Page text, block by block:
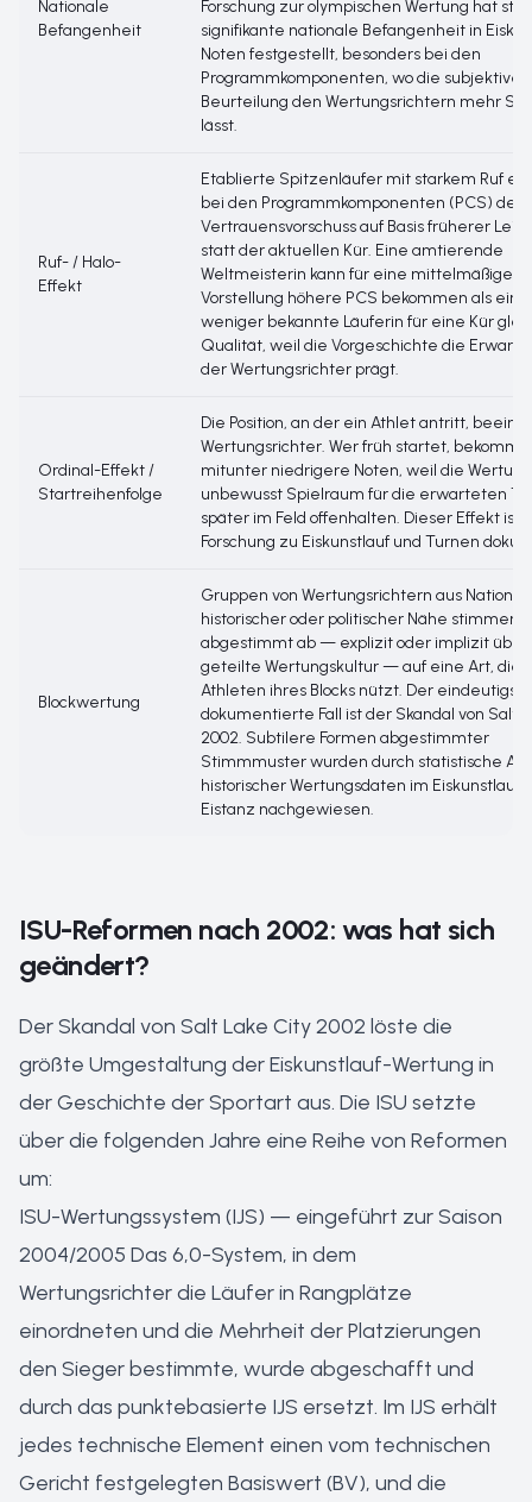
Nationale
Befangenheit
Forschung zur olympischen Wertung hat
signifikante nationale Befangenheit in
Noten festgestellt, besonders bei den
Programmkomponenten, wo die subjektive
Beurteilung den Wertungsrichtern mehr
lässt.
Ruf- / Halo-
Effekt
Etablierte Spitzenläufer mit starkem Ruf
bei den Programmkomponenten (PCS) den
Vertrauensvorschuss auf Basis früherer
statt der aktuellen Kür. Eine amtierende
Weltmeisterin kann für eine mittelmäßige
Vorstellung höhere PCS bekommen als eine
weniger bekannte Läuferin für eine Kür
Qualität, weil die Vorgeschichte die
der Wertungsrichter prägt.
Ordinal-Effekt /
Startreihenfolge
Die Position, an der ein Athlet antritt,
Wertungsrichter. Wer früh startet, bekommt
mitunter niedrigere Noten, weil die
unbewusst Spielraum für die erwarteten
später im Feld offenhalten. Dieser Effekt ist
Forschung zu Eiskunstlauf und Turnen
Blockwertung
Gruppen von Wertungsrichtern aus
historischer oder politischer Nähe stimmen
abgestimmt ab — explizit oder implizit
geteilte Wertungskultur — auf eine Art, die
Athleten ihres Blocks nützt. Der eindeutigste
dokumentierte Fall ist der Skandal von Salt
2002. Subtilere Formen abgestimmter
Stimmmuster wurden durch statistische
historischer Wertungsdaten im Eiskunstlauf
Eistanz nachgewiesen.
ISU-Reformen nach 2002: was hat sich
geändert?
Der Skandal von Salt Lake City 2002 löste die
größte Umgestaltung der Eiskunstlauf-Wertung in
der Geschichte der Sportart aus. Die ISU setzte
über die folgenden Jahre eine Reihe von Reformen
um:
ISU-Wertungssystem (IJS) — eingeführt zur Saison
2004/2005 Das 6,0-System, in dem
Wertungsrichter die Läufer in Rangplätze
einordneten und die Mehrheit der Platzierungen
den Sieger bestimmte, wurde abgeschafft und
durch das punktebasierte IJS ersetzt. Im IJS erhält
jedes technische Element einen vom technischen
Gericht festgelegten Basiswert (BV), und die